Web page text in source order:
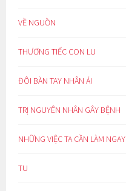
VỀ NGUỒN
THƯƠNG TIẾC CON LU
ĐÔI BÀN TAY NHÂN ÁI
TRỊ NGUYÊN NHÂN GÂY BỆNH
NHỮNG VIỆC TA CẦN LÀM NGAY
TU